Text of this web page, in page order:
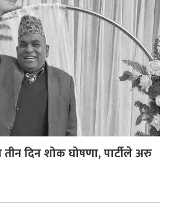
तीन दिन शोक घोषणा, पार्टीले अरु